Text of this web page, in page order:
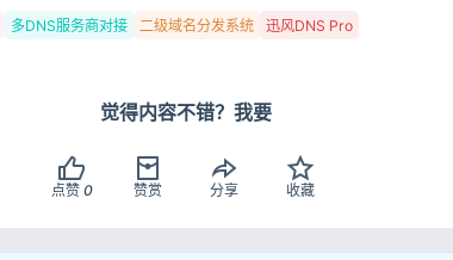
多DNS服务商对接 二级域名分发系统 迅风DNS Pro
觉得内容不错？我要
点赞 0 赞赏 分享 收藏